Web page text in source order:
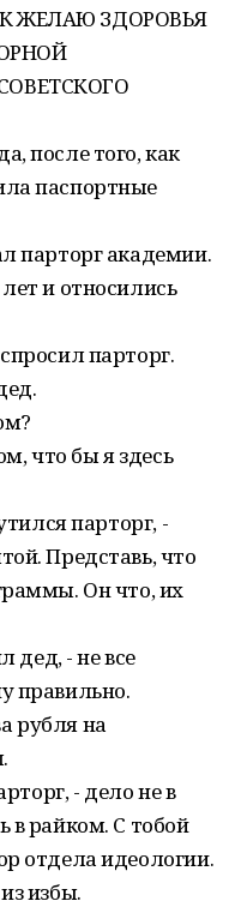
ЖЕЛАЮ ЗДОРОВЬЯ
после того, как
паспортные
парторг академии.
и относились
парторг.
что бы я здесь
парторг, -
Представь, что
Он что, их
дед, - не все
правильно.
рубля на
- дело не в
в райком. С тобой
отдела идеологии.
избы.